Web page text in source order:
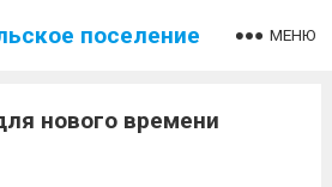
поселение МЕНЮ
нового времени